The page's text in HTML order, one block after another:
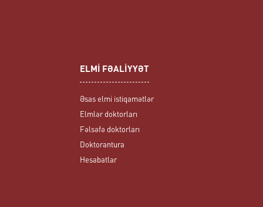
ELMİ FƏALİYYƏT
Əsas elmi istiqamətlər
Elmlər doktorları
Fəlsəfə doktorları
Doktorantura
Hesabatlar